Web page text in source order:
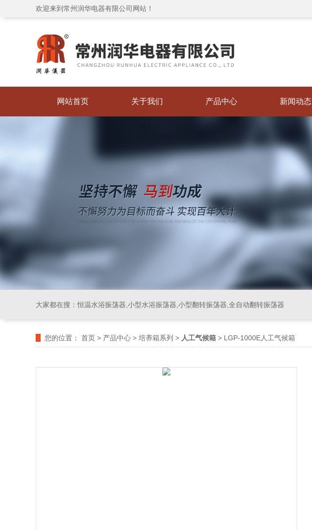
欢迎来到常州润华电器有限公司网站！
网站首页 关于我们 产品中心 新闻动态
大家都在搜：恒温水浴振荡器,小型水浴振荡器,小型翻转振荡器,全自动翻转振荡器
您的位置： 首页 > 产品中心 > 培养箱系列 > 人工气候箱 > LGP-1000E人工气候箱